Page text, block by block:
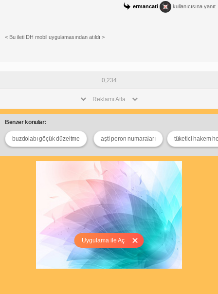
Uygulama ile Aç
ermancati kullanıcısına yanıt
< Bu ileti DH mobil uygulamasından atıldı >
0,234
Reklamı Atla
Benzer konular:
buzdolabı göçük düzeltme aşti peron numaraları tüketici hakem